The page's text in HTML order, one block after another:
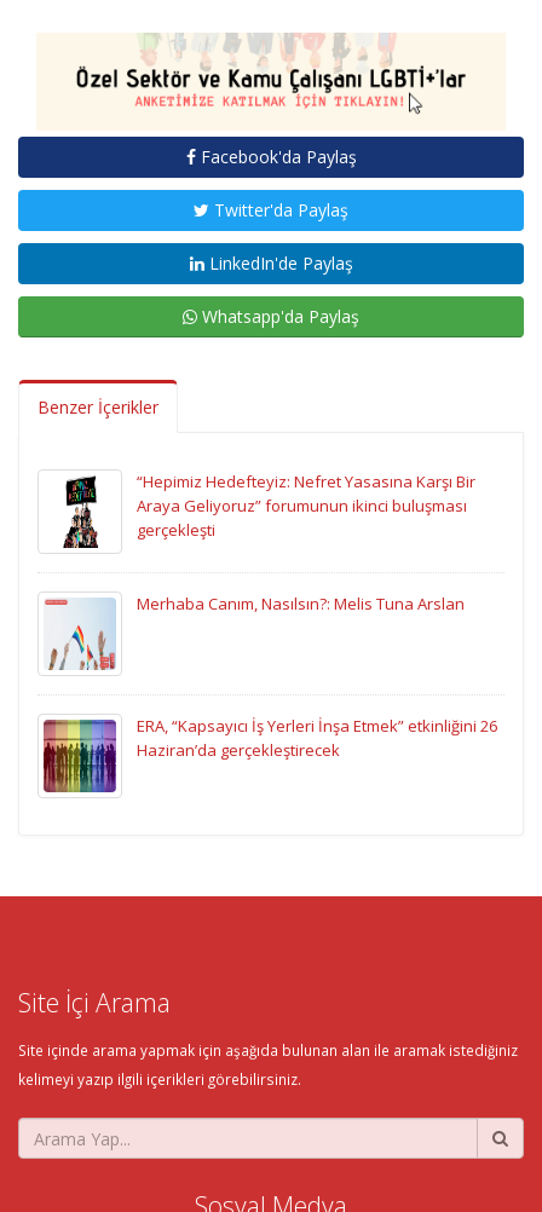
Facebook'da Paylaş
Twitter'da Paylaş
LinkedIn'de Paylaş
Whatsapp'da Paylaş
Benzer İçerikler
“Hepimiz Hedefteyiz: Nefret Yasasına Karşı Bir
Araya Geliyoruz” forumunun ikinci buluşması
gerçekleşti
Merhaba Canım, Nasılsın?: Melis Tuna Arslan
ERA, “Kapsayıcı İş Yerleri İnşa Etmek” etkinliğini 26
Haziran’da gerçekleştirecek
Site İçi Arama
Site içinde arama yapmak için aşağıda bulunan alan ile aramak istediğiniz
kelimeyi yazıp ilgili içerikleri görebilirsiniz.